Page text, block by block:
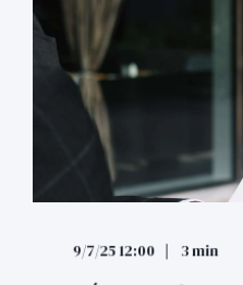
9/7/25 12:00 3 min